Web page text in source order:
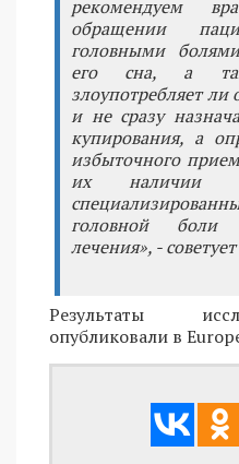
рекомендуем
обращении
головными
его сна, а
злоупотребляет
и не сразу
купирования, а
избыточного
их наличии
головной боли
лечения», -
Результаты
опубликовали в